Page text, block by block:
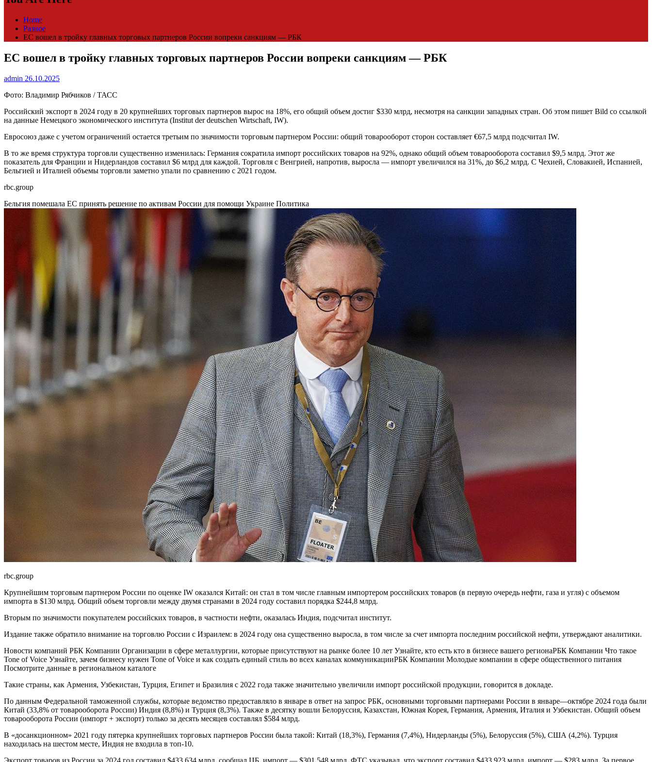
Home
Разное
ЕС вошел в тройку главных торговых партнеров России вопреки санкциям — РБК
ЕС вошел в тройку главных торговых партнеров России вопреки санкциям — РБК
admin 26.10.2025
Фото: Владимир Рябчиков / ТАСС
Российский экспорт в 2024 году в 20 крупнейших торговых партнеров вырос на 18%, его общий объем достиг $330 млрд, несмотря на санкции западных стран. Об этом пишет Bild со ссылкой
на данные Немецкого экономического института (Institut der deutschen Wirtschaft, IW).
Евросоюз даже с учетом ограничений остается третьим по значимости торговым партнером России: общий товарооборот сторон составляет €67,5 млрд подсчитал IW.
В то же время структура торговли существенно изменилась: Германия сократила импорт российских товаров на 92%, однако общий объем товарооборота составил $9,5 млрд. Этот же
показатель для Франции и Нидерландов составил $6 млрд для каждой. Торговля с Венгрией, напротив, выросла — импорт увеличился на 31%, до $6,2 млрд. С Чехией, Словакией, Испанией,
Бельгией и Италией объемы торговли заметно упали по сравнению с 2021 годом.
rbc.group
Бельгия помешала ЕС принять решение по активам России для помощи Украине Политика
rbc.group
Крупнейшим торговым партнером России по оценке IW оказался Китай: он стал в том числе главным импортером российских товаров (в первую очередь нефти, газа и угля) с объемом
импорта в $130 млрд. Общий объем торговли между двумя странами в 2024 году составил порядка $244,8 млрд.
Вторым по значимости покупателем российских товаров, в частности нефти, оказалась Индия, подсчитал институт.
Издание также обратило внимание на торговлю России с Израилем: в 2024 году она существенно выросла, в том числе за счет импорта последним российской нефти, утверждают аналитики.
Новости компаний РБК Компании Организации в сфере металлургии, которые присутствуют на рынке более 10 лет Узнайте, кто есть кто в бизнесе вашего регионаРБК Компании Что такое
Tone of Voice Узнайте, зачем бизнесу нужен Tone of Voice и как создать единый стиль во всех каналах коммуникацииРБК Компании Молодые компании в сфере общественного питания
Посмотрите данные в региональном каталоге
Такие страны, как Армения, Узбекистан, Турция, Египет и Бразилия с 2022 года также значительно увеличили импорт российской продукции, говорится в докладе.
По данным Федеральной таможенной службы, которые ведомство предоставляло в январе в ответ на запрос РБК, основными торговыми партнерами России в январе—октябре 2024 года были
Китай (33,8% от товарооборота России) Индия (8,8%) и Турция (8,3%). Также в десятку вошли Белоруссия, Казахстан, Южная Корея, Германия, Армения, Италия и Узбекистан. Общий объем
товарооборота России (импорт + экспорт) только за десять месяцев составлял $584 млрд.
В «досанкционном» 2021 году пятерка крупнейших торговых партнеров России была такой: Китай (18,3%), Германия (7,4%), Нидерланды (5%), Белоруссия (5%), США (4,2%). Турция
находилась на шестом месте, Индия не входила в топ-10.